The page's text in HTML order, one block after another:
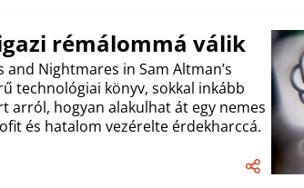
rémálommá válik
Nightmares in Sam Altman’s
technológiai könyv, sokkal inkább
arról, hogyan alakulhat át egy nemes
és hatalom vezérelte érdekharccá.